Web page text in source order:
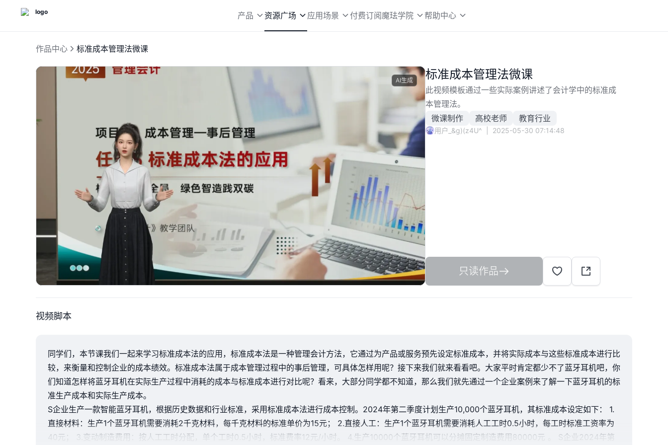
产品 资源广场 应用场景 付费订阅魔珐学院 帮助中心
作品中心 标准成本管理法微课
AI生成 标准成本管理法微课
此视频模板通过一些实际案例讲述了会计学中的标准成
本管理法。
微课制作
高校老师 教育行业
用户_&g)(z4U^ 2025-05-30 07:14:48
只读作品
视频脚本
同学们，本节课我们一起来学习标准成本法的应用，标准成本法是一种管理会计方法，它通过为产品或服务预先设定标准成本，并将实际成本与这些标准成本进行比
较，来衡量和控制企业的成本绩效。标准成本法属于成本管理过程中的事后管理，可具体怎样用呢？接下来我们就来看看吧。大家平时肯定都少不了蓝牙耳机吧，你
们知道怎样将蓝牙耳机在实际生产过程中消耗的成本与标准成本进行对比呢？看来，大部分同学都不知道，那么我们就先通过一个企业案例来了解一下蓝牙耳机的标
准生产成本和实际生产成本。
S企业生产一款智能蓝牙耳机，根据历史数据和行业标准，采用标准成本法进行成本控制。2024年第二季度计划生产10,000个蓝牙耳机，其标准成本设定如下： 1.
直接材料：生产1个蓝牙耳机需要消耗2千克材料，每千克材料的标准单价为15元； 2.直接人工：生产1个蓝牙耳机需要消耗人工工时0.5小时，每工时标准工资率为
40元； 3.变动制造费用：按人工工时分配，单个工时0.5小时，标准费率12元/小时。 4.生产10000个蓝牙耳机可以分摊固定制造费用80000元 。 S企业2024年第